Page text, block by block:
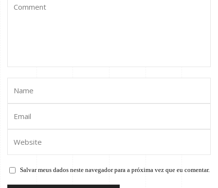
Salvar meus dados neste navegador para a próxima vez que eu comentar.